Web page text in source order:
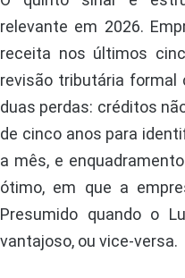
relevante em 2026.
receita nos últimos
revisão tributária formal
duas perdas: créditos
de cinco anos para
a mês, e
ótimo, em que a
Presumido quando o
vantajoso, ou vice-versa.